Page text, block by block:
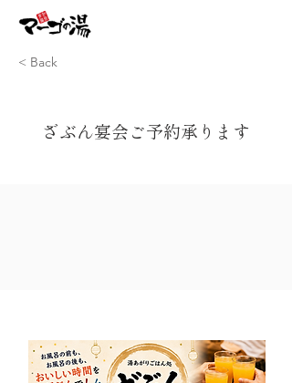
< Back
ざぶん宴会ご予約承ります